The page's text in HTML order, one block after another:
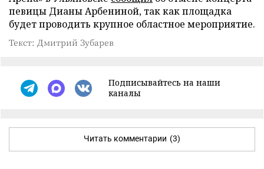
певицы Дианы Арбениной, так как площадка
будет проводить крупное областное мероприятие.
Текст: Дмитрий Зубарев
Подписывайтесь на наши
каналы
Читать комментарии (3)